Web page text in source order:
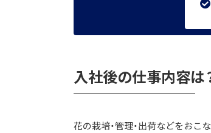
入社後の仕事内容は
花の栽培・管理・出荷などをおこ